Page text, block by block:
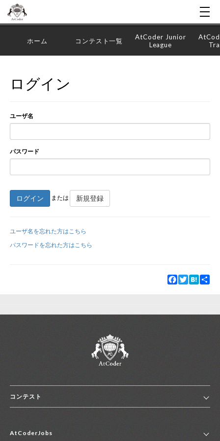
新規登録
ホーム コンテスト一覧
AtCoder Junior
League
ログイン
ユーザ名
パスワード
ログイン または 新規登録
ユーザ名を忘れた方はこちら
パスワードを忘れた方はこちら
Facebook
TwitterHatena
コンテスト
コンテスト一覧
AtCoderJobs